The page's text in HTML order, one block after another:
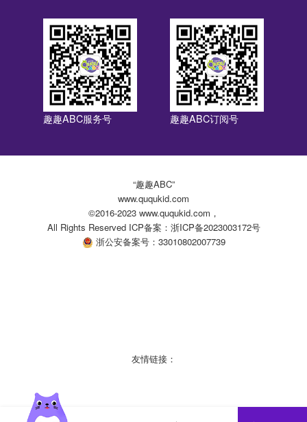
趣趣ABC服务号 趣趣ABC订阅号
“趣趣ABC”
www.ququkid.com
©2016-2023 www.ququkid.com，
All Rights Reserved ICP备案：浙ICP备2023003172号
浙公安备案号：33010802007739
友情链接：